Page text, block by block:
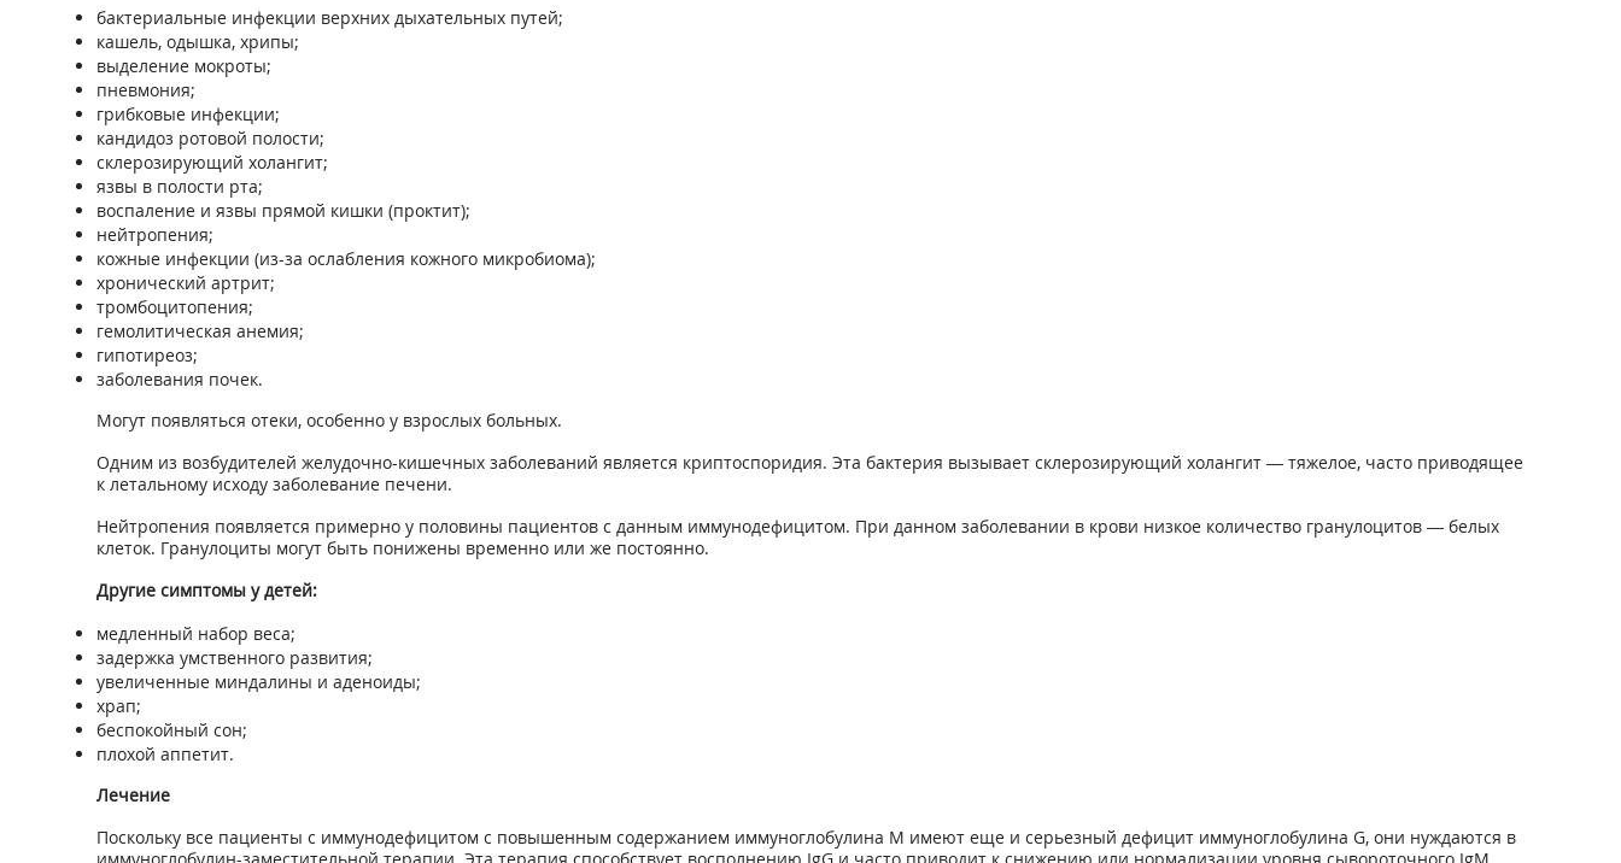
бактериальные инфекции верхних дыхательных путей;
кашель, одышка, хрипы;
выделение мокроты;
пневмония;
грибковые инфекции;
кандидоз ротовой полости;
склерозирующий холангит;
язвы в полости рта;
воспаление и язвы прямой кишки (проктит);
нейтропения;
кожные инфекции (из-за ослабления кожного микробиома);
хронический артрит;
тромбоцитопения;
гемолитическая анемия;
гипотиреоз;
заболевания почек.
Могут появляться отеки, особенно у взрослых больных.
Одним из возбудителей желудочно-кишечных заболеваний является криптоспоридия. Эта бактерия вызывает склерозирующий холангит — тяжелое, часто приводящее
к летальному исходу заболевание печени.
Нейтропения появляется примерно у половины пациентов с данным иммунодефицитом. При данном заболевании в крови низкое количество гранулоцитов — белых
клеток. Гранулоциты могут быть понижены временно или же постоянно.
Другие симптомы у детей:
медленный набор веса;
задержка умственного развития;
увеличенные миндалины и аденоиды;
храп;
беспокойный сон;
плохой аппетит.
Лечение
Поскольку все пациенты с иммунодефицитом с повышенным содержанием иммуноглобулина М имеют еще и серьезный дефицит иммуноглобулина G, они нуждаются в